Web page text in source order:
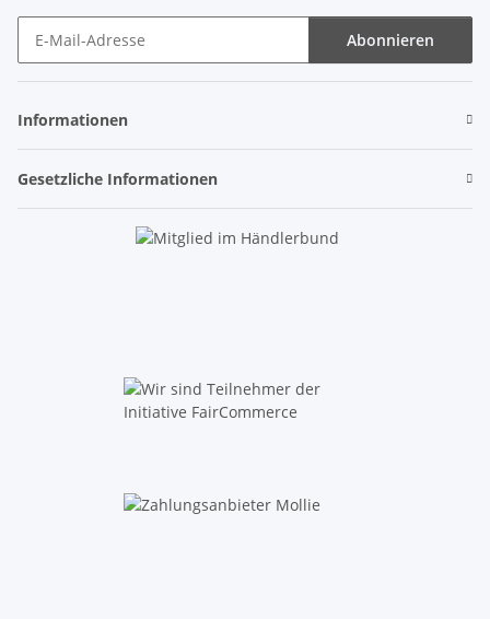
Abonnieren
Informationen
Gesetzliche Informationen